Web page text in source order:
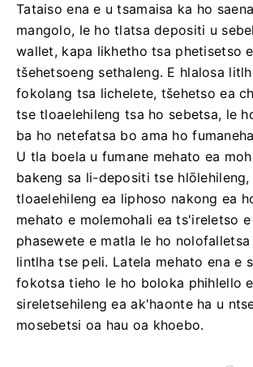
Tataiso ena e u tsamaisa ka ho
mangolo, le ho tlatsa depositi u
wallet, kapa likhetho tsa phetisetso
tšehetsoeng sethaleng. E hlalosa
fokolang tsa lichelete, tšehetso ea
tse tloaelehileng tsa ho sebetsa, le
ba ho netefatsa bo ama ho
U tla boela u fumane mehato ea
bakeng sa li-depositi tse hlōlehileng,
tloaelehileng ea liphoso nakong ea
mehato e molemohali ea ts'ireletso
phasewete e matla le ho
lintlha tse peli. Latela mehato ena e
fokotsa tieho le ho boloka phihlello e
sireletsehileng ea ak'haonte ha u
mosebetsi oa hau oa khoebo.